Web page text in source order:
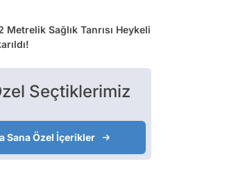
Sağlık Tanrısı Heykeli
Seçtiklerimiz
Sana Özel İçerikler